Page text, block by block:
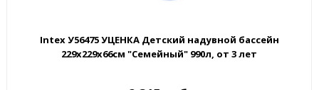
Intex У56475 УЦЕНКА Детский надувной бассейн
229х229х66см "Семейный" 990л, от 3 лет